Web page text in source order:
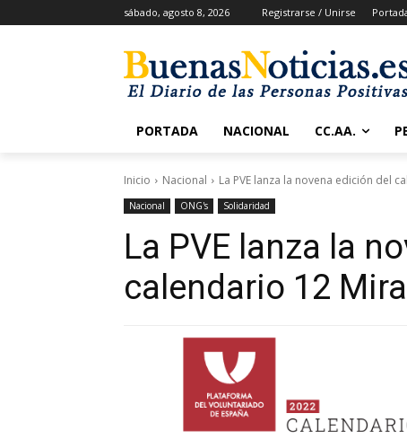
sábado, agosto 8, 2026 Registrarse / Unirse
PORTADA NACIONAL CC.AA.
Inicio Nacional La PVE lanza la novena edición del
Nacional ONG's Solidaridad
La PVE lanza la
calendario 12